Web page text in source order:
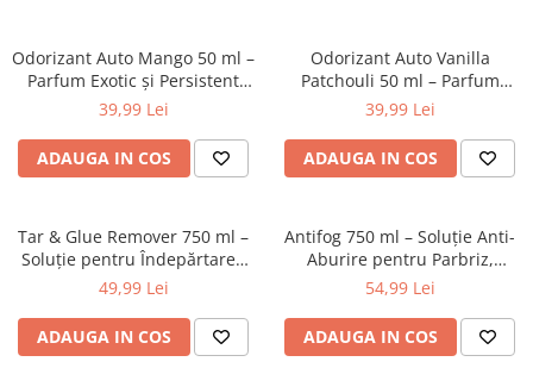
Odorizant Auto Mango 50 ml –
Parfum Exotic și Persistent
pentru Interior Auto
39,99 Lei
ADAUGA IN COS
Odorizant Auto Vanilla
Patchouli 50 ml – Parfum
Elegant și Persistent pentru
39,99 Lei
ADAUGA IN COS
Tar & Glue Remover 750 ml –
Soluție pentru Îndepărtarea
Gudronului, Adezivilor și
49,99 Lei
ADAUGA IN COS
Antifog 750 ml – Soluție Anti-
Aburire pentru Parbriz,
Geamuri și Oglinzi Auto
54,99 Lei
ADAUGA IN COS